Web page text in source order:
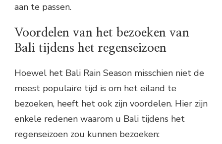
aan te passen.
Voordelen van het bezoeken van
Bali tijdens het regenseizoen
Hoewel het Bali Rain Season misschien niet de
meest populaire tijd is om het eiland te
bezoeken, heeft het ook zijn voordelen. Hier zijn
enkele redenen waarom u Bali tijdens het
regenseizoen zou kunnen bezoeken: